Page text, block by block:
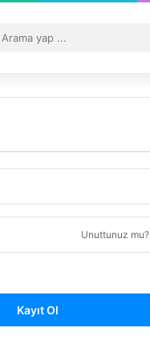
Unuttunuz mu?
Kayıt Ol